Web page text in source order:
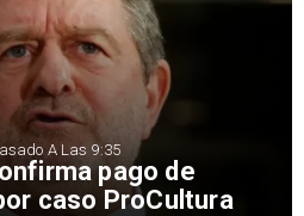
pago de
caso ProCultura
A Las 9:35